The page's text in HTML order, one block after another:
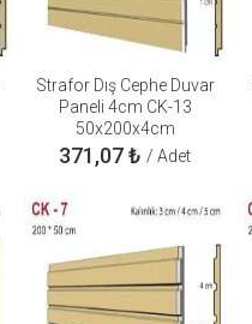
Strafor Dış Cephe Duvar
Paneli 4cm CK-13
50x200x4cm
371,07₺ / Adet